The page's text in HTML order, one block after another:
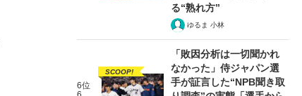
る“熟れ方”
ゆるま 小林
6位
SCOOP!
「敗因分析は一切聞かれ
なかった」侍ジャパン選
手が証言した“NPB聞き取